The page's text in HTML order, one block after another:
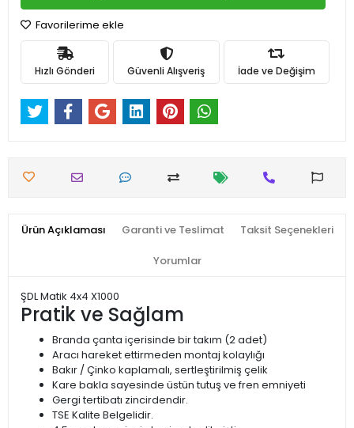
Favorilerime ekle
Hızlı Gönderi Güvenli Alışveriş İade ve Değişim
Ürün Açıklaması Garanti ve Teslimat Taksit Seçenekleri
Yorumlar
ŞDL Matik 4x4 X1000
Pratik ve Sağlam
Branda çanta içerisinde bir takım (2 adet)
Aracı hareket ettirmeden montaj kolaylığı
Bakır / Çinko kaplamalı, sertleştirilmiş çelik
Kare bakla sayesinde üstün tutuş ve fren emniyeti
Gergi tertibatı zincirdendir.
TSE Kalite Belgelidir.